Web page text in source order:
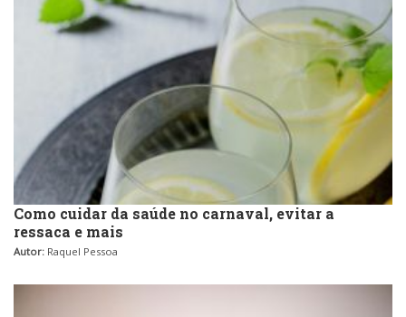
Como cuidar da saúde no carnaval, evitar a
ressaca e mais
Autor: Raquel Pessoa